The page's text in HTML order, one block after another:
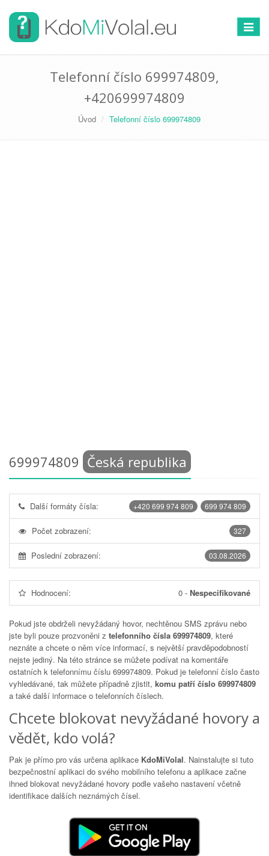
Telefonní číslo 699974809,
+420699974809
Úvod Telefonní číslo 699974809
699974809 Česká republika
699 974 809
+420 699 974 809
Další formáty čísla:
327
Počet zobrazení:
03.08.2026
Poslední zobrazení:
Hodnocení: 0 - Nespecifikované
Pokud jste obdrželi nevyžádaný hovor, nechtěnou SMS zprávu nebo
jste byli pouze prozvoněni z telefonního čísla 699974809, které
neznáte a chcete o něm více informací, s největší pravděpodobností
nejste jediný. Na této stránce se můžete podívat na komentáře
ostatních k telefonnímu číslu 699974809. Pokud je telefonní číslo často
vyhledávané, tak můžete případně zjistit, komu patří číslo 699974809
a také další informace o telefonních číslech.
Chcete blokovat nevyžádané hovory a
vědět, kdo volá?
Pak je přímo pro vás určena aplikace KdoMiVolal. Nainstalujte si tuto
bezpečnostní aplikaci do svého mobilního telefonu a aplikace začne
ihned blokovat nevyžádané hovory podle vašeho nastavení včetně
identifikace dalších neznámých čísel.